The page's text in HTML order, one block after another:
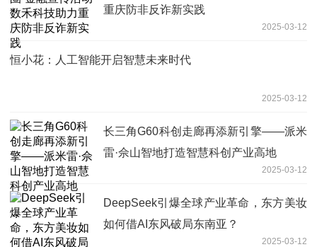
重庆防非反诈新实践
2025-03-12
恒小花：人工智能开启智慧未来时代
2025-03-12
长三角G60科创走廊再添新引擎——派米
雷·佘山智地打造智慧科创产业高地
2025-03-12
DeepSeek引爆全球产业革命，东方美妆
如何借AI东风破局东南亚？
2025-03-12